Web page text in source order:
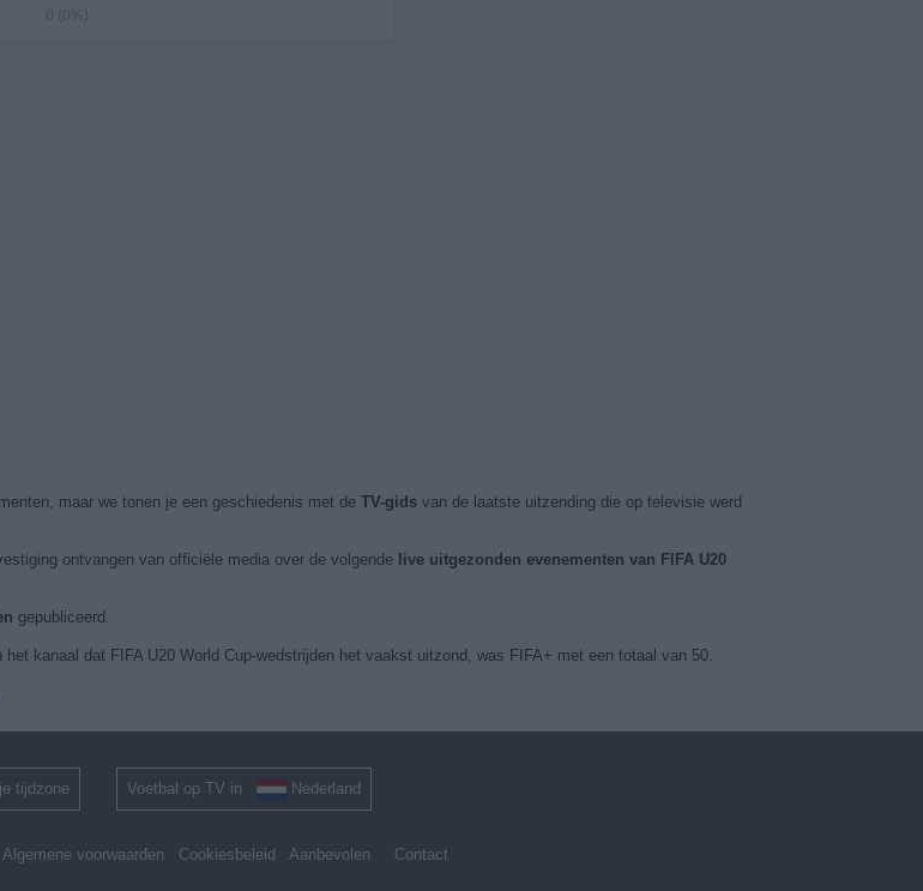
0 (0%)
maar we tonen je een geschiedenis met de TV-gidsvan de laatste uitzending die op televisie werd
ontvangen van officiële media over de volgende live uitgezonden evenementen van FIFA U20
gepubliceerd.
kanaal dat FIFA U20 World Cup-wedstrijden het vaakst uitzond, was FIFA+ met een totaal van 50.
tijdzone Voetbal op TV in Nederland
Algemene voorwaarden Cookiesbeleid Aanbevolen Contact